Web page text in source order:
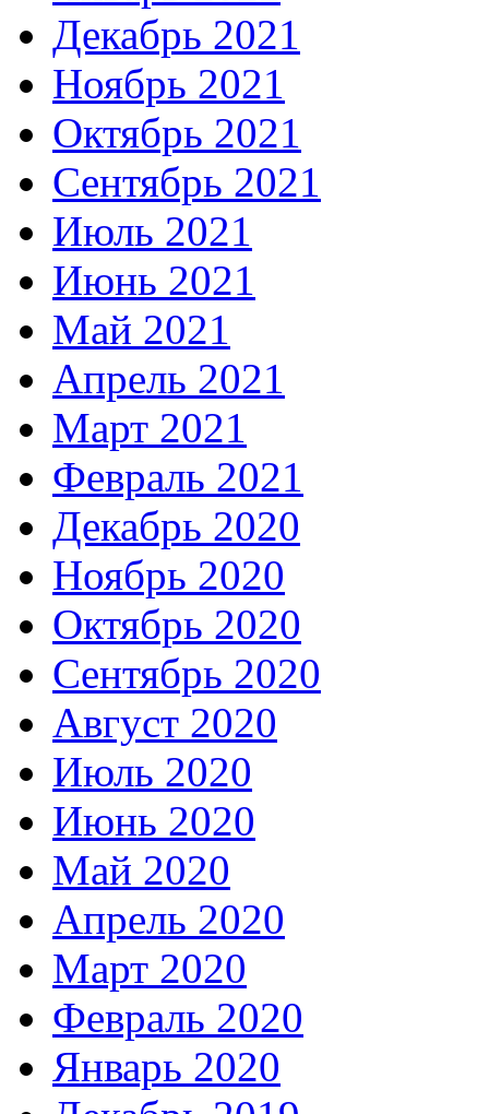
Декабрь 2021
Ноябрь 2021
Октябрь 2021
Сентябрь 2021
Июль 2021
Июнь 2021
Май 2021
Апрель 2021
Март 2021
Февраль 2021
Декабрь 2020
Ноябрь 2020
Октябрь 2020
Сентябрь 2020
Август 2020
Июль 2020
Июнь 2020
Май 2020
Апрель 2020
Март 2020
Февраль 2020
Январь 2020